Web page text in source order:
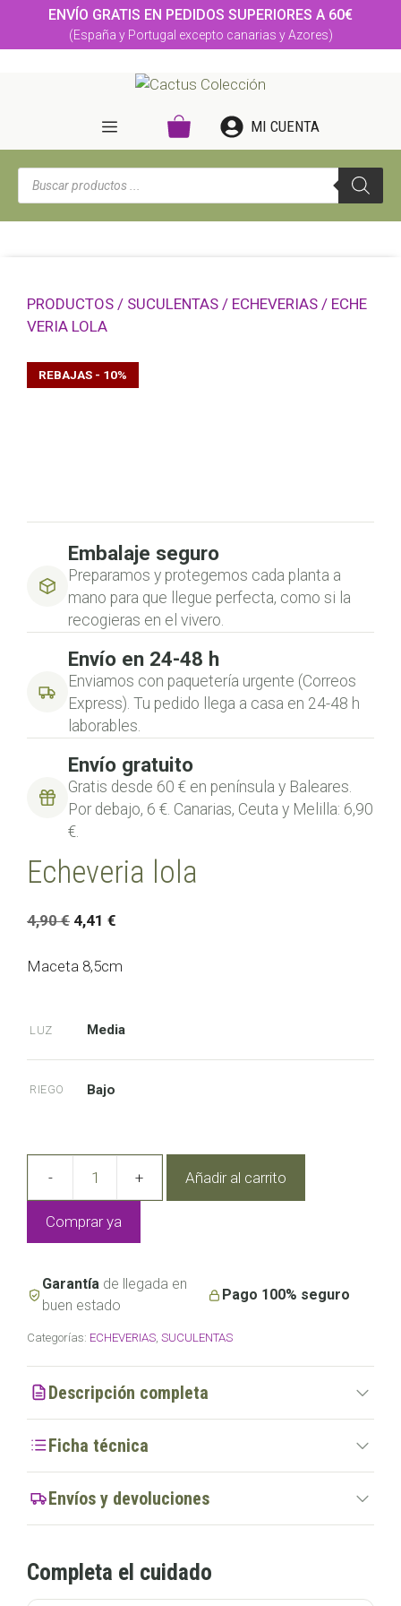
contenido
ENVÍO GRATIS EN PEDIDOS SUPERIORES A 60€
(España y Portugal excepto canarias y Azores)
MENÚ MI CUENTA
Búsqueda
de
productos
PRODUCTOS / SUCULENTAS / ECHEVERIAS / ECHE
VERIA LOLA
REBAJAS - 10%
Embalaje seguro
Preparamos y protegemos cada planta a
mano para que llegue perfecta, como si la
recogieras en el vivero.
Envío en 24-48 h
Enviamos con paquetería urgente (Correos
Express). Tu pedido llega a casa en 24-48 h
laborables.
Envío gratuito
Gratis desde 60 € en península y Baleares.
Por debajo, 6 €. Canarias, Ceuta y Melilla: 6,90
€.
Echeveria lola
4,90€ El
original
4,41 €
actual
Maceta 8,5cm
LUZ Media
RIEGO Bajo
Echeveria
Añadir al carrito
Comprar ya
Garantíade llegada en
buen estado
Pago 100% seguro
Categorías: ECHEVERIAS SUCULENTAS
Descripción completa
Ficha técnica
Envíos y devoluciones
Completa el cuidado